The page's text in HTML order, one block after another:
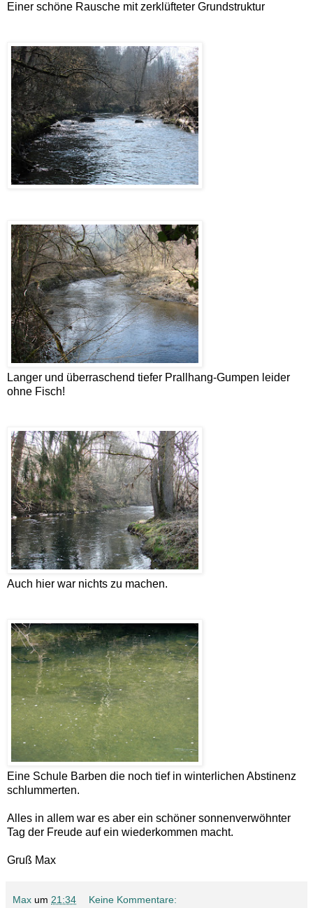
Einer schöne Rausche mit zerklüfteter Grundstruktur
Langer und überraschend tiefer Prallhang-Gumpen leider
ohne Fisch!
Auch hier war nichts zu machen.
Eine Schule Barben die noch tief in winterlichen Abstinenz
schlummerten.
Alles in allem war es aber ein schöner sonnenverwöhnter
Tag der Freude auf ein wiederkommen macht.
Gruß Max
Max um 21:34 Keine Kommentare: